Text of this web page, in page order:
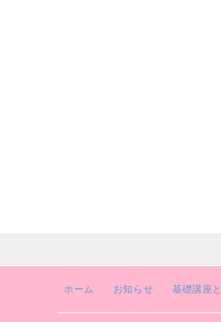
ホーム お知らせ 基礎講座